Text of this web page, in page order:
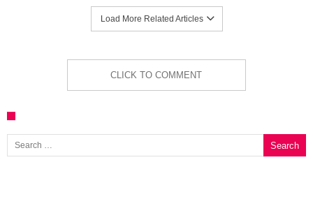
Load More Related Articles
CLICK TO COMMENT
Search for: